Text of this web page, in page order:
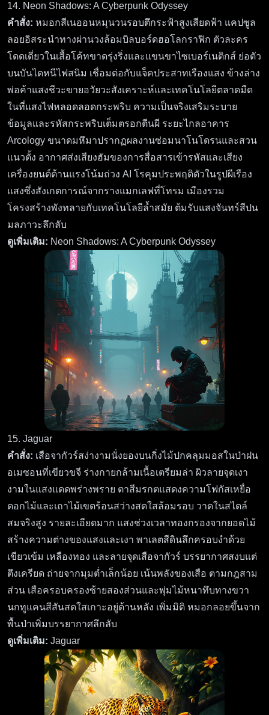
14. Neon Shadows: A Cyberpunk Odyssey
คำสั่ง: หมอกสีเนออนหมุนวนรอบตึกระฟ้าสูงเสียดฟ้า แคปซูล
ลอยอิสระนำทางผ่านวงล้อมบิลบอร์ดฮอโลกราฟิก ตัวละคร
โดดเดี่ยวในเสื้อโค้ทขาดรุ่งริ่งและแขนขาไซเบอร์เนติกส์ ย่อตัว
บนบันไดหนีไฟสนิม เชื่อมต่อกับแจ็คประสาทเรืองแสง ข้างล่าง
พ่อค้าแสงชีวะขายอวัยวะสังเคราะห์และเทคโนโลยีตลาดมืด
ในที่แสงไฟหลอดลอดกระพริบ ความเป็นจริงเสริมระบาย
ข้อมูลและรหัสกระพริบเต็มตรอกตีนผี ระยะไกลอาคาร
Arcology ขนาดมหึมาปรากฏผลงานซ่อมนาโนโดรนและสวน
แนวตั้ง อากาศส่งเสียงฮัมของการสื่อสารเข้ารหัสและเสียง
เครื่องยนต์ต้านแรงโน้มถ่วง AI โรคุมประพฤติตัวในรูปผีเรือง
แสงซึ่งสังเกตการณ์จากรางแมกเลฟที่โทรม เมืองรวม
โครงสร้างพังทลายกับเทคโนโลยีล้ำสมัย ต้มรับแสงจันทร์สีปน
มลภาวะลึกลับ
ดูเพิ่มเติม: Neon Shadows: A Cyberpunk Odyssey
15. Jaguar
คำสั่ง: เสือจากัวร์สง่างามนั่งยองบนกิ่งไม้ปกคลุมมอสในป่าฝน
อเมซอนที่เขียวขจี ร่างกายกล้ามเนื้อเตรียมล่า ผิวลายจุดเงา
งามในแสงแดดพร่างพราย ตาสีมรกตแสดงความโฟกัสเหยื่อ
ดอกไม้และเถาไม้เขตร้อนสว่างสดใสล้อมรอบ วาดในสไตล์
สมจริงสูง รายละเอียดมาก แสงช่วงเวลาทองกรองจากยอดไม้
สร้างความต่างของแสงและเงา พาเลตสีดินลึกครอบงำด้วย
เขียวเข้ม เหลืองทอง และลายจุดเสือจากัวร์ บรรยากาศสงบแต่
ตึงเครียด ถ่ายจากมุมต่ำเล็กน้อย เน้นพลังของเสือ ตามกฎสาม
ส่วน เสือครอบครองซ้ายสองส่วนและพุ่มไม้หนาทึบทางขวา
นกทูแคนสีสันสดใสเกาะอยู่ด้านหลัง เพิ่มมิติ หมอกลอยขึ้นจาก
พื้นป่าเพิ่มบรรยากาศลึกลับ
ดูเพิ่มเติม: Jaguar